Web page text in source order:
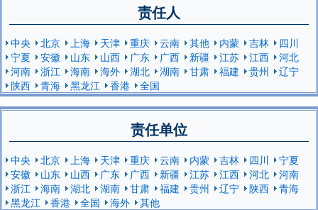
责任人
中央 北京 上海 天津 重庆 云南 其他 内蒙 吉林
四川
宁夏
安徽 山东 山西 广东 广西 新疆 江苏 江西
河北
河南
浙江 海南 海外 湖北 湖南 甘肃 福建 贵州
辽宁
陕西
青海 黑龙江 香港 全国
责任单位
中央 北京 上海 天津 重庆 云南 内蒙 吉林 四川
宁夏
安徽
山东 山西 广东 广西 新疆 江苏 江西 河北
河南
浙江
海南 湖北 湖南 甘肃 福建 贵州 辽宁 陕西
青海
黑龙江
香港 全国 海外 其他